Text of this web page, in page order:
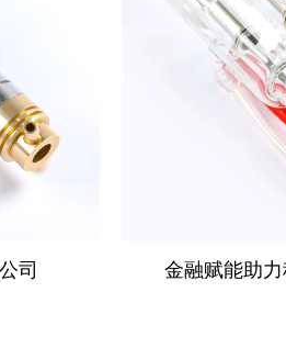
司 金融赋能助